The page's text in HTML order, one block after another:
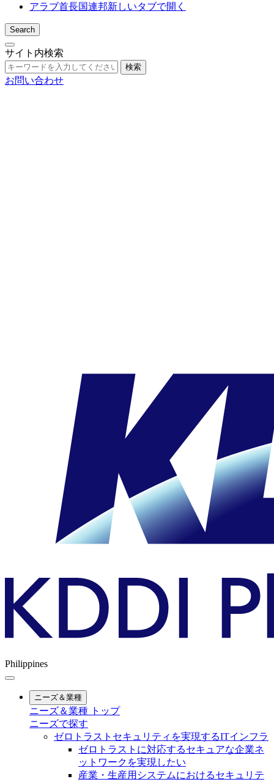
アラブ首長国連邦新しいタブで開く
Search
サイト内検索
検索
お問い合わせ
Philippines
ニーズ＆業種
ニーズ＆業種 トップ
ニーズで探す
ゼロトラストセキュリティを実現するITインフラ
ゼロトラストに対応するセキュアな企業ネ
ットワークを実現したい
産業・生産用システムにおけるセキュリテ